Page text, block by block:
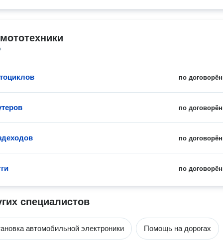
по
по
по
по
специалистов
автомобильной электроники Помощь на дорогах